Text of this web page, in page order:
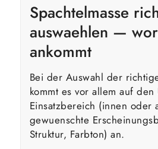
Spachtelmasse
auswaehlen —
ankommt
Bei der Auswahl der
kommt es vor allem auf
Einsatzbereich (innen oder
gewuenschte
Struktur, Farbton) an.